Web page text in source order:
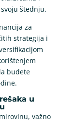
štednju.
za
strategija i
budete
u
važno